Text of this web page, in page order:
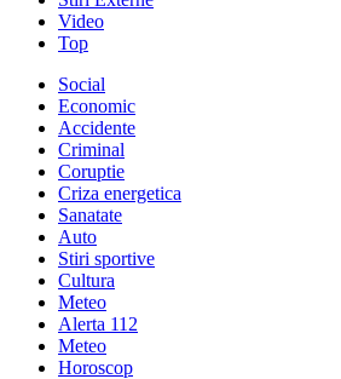
Video
Top
Social
Economic
Accidente
Criminal
Coruptie
Criza energetica
Sanatate
Auto
Stiri sportive
Cultura
Meteo
Alerta 112
Meteo
Horoscop